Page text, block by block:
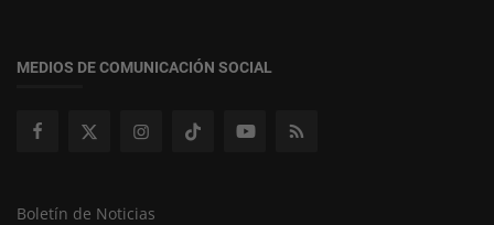
MEDIOS DE COMUNICACIÓN SOCIAL
Boletín de Noticias